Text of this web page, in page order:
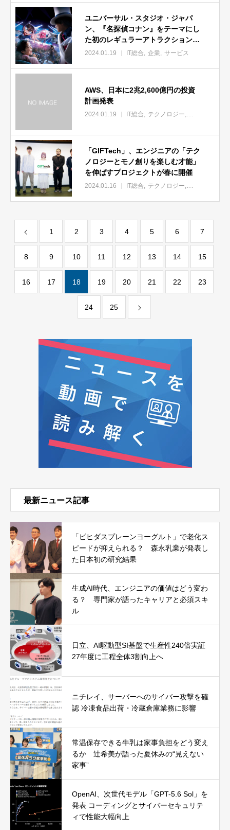
ユニバーサル・スタジオ・ジャパ
ン、『名探偵コナン』をテーマにし
た初のレギュラーアトラクション
「名探偵コナン 4-D ライブ・ショー
2024.01.19 IT総合 企業 サービス
AWS、日本に2兆2,600億円の投資
計画発表
2024.01.19 IT総合 テクノロジー
「GIFTech」、エンジニアの「テク
ノロジーとモノ創りを楽しむ才能」
を伸ばすプロジェクトが春に開催
2024.01.16 IT総合 テクノロジー 企業
1 2 3 4 5 6 7
8 9 10 11 12 13 14 15
16 17 18 19 20 21 22 23
24 25
最新ニュース記事
「ビヒダスプレーンヨーグルト」で老化ス
ピードが抑えられる？ 森永乳業が発表し
た日本初の研究結果
生成AI時代、エンジニアの価値はどう変わ
る？ 専門家が語ったキャリアと必須スキ
ル
日立、AI駆動型SI基盤で生産性240倍実証
27年度に工程全体3割向上へ
ニチレイ、サーバーへのサイバー攻撃を確
認 冷凍食品出荷・冷蔵倉庫業務に影響
常温保存できる牛乳は家事負担をどう変え
るか 辻希美が語った夏休みの“見えない
家事”
OpenAI、次世代モデル「GPT-5.6 Sol」を
発表 コーディングとサイバーセキュリテ
ィで性能大幅向上